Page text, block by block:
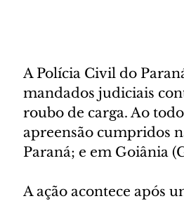
A Polícia Civil do
mandados judiciais
roubo de carga. Ao
apreensão cumpridos
Paraná; e em Goiânia
A ação acontece após